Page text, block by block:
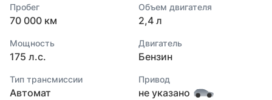
Пробег
70 000 км
Объем двигателя
2,4 л
Мощность
175 л.с.
Двигатель
Бензин
Тип трансмиссии
Автомат
Привод
не указано